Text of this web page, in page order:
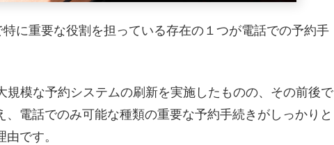
に重要な役割を担っている存在の１つが電話での予約手
規模な予約システムの刷新を実施したものの、その前後で
電話でのみ可能な種類の重要な予約手続きがしっかりと
です。